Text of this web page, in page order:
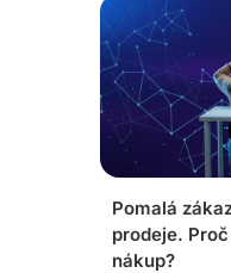
Pomalá
prodeje.
nákup?